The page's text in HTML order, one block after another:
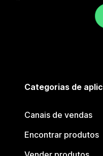
Categorias de
Canais de vendas
Encontrar produtos